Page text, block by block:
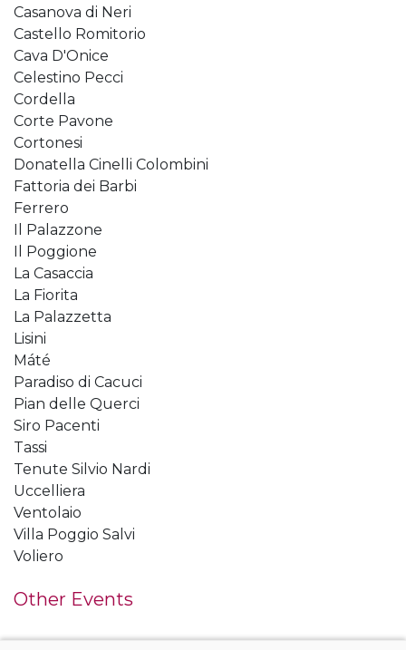
Casanova di Neri
Castello Romitorio
Cava D'Onice
Celestino Pecci
Cordella
Corte Pavone
Cortonesi
Donatella Cinelli Colombini
Fattoria dei Barbi
Ferrero
Il Palazzone
Il Poggione
La Casaccia
La Fiorita
La Palazzetta
Lisini
Máté
Paradiso di Cacuci
Pian delle Querci
Siro Pacenti
Tassi
Tenute Silvio Nardi
Uccelliera
Ventolaio
Villa Poggio Salvi
Voliero
Other Events